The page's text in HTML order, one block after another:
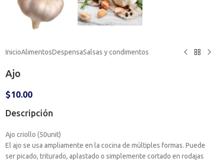
InicioAlimentosDespensaSalsas y condimentos
Ajo
$10.00
Descripción
Ajo criollo (50unit)
El ajo se usa ampliamente en la cocina de múltiples formas. Puede
ser picado, triturado, aplastado o simplemente cortado en rodajas